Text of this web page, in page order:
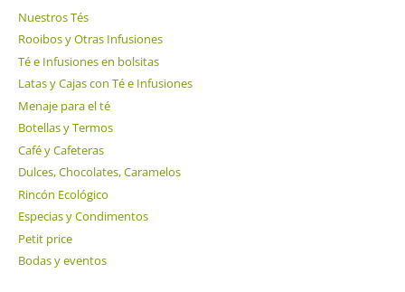
Nuestros Tés
Rooibos y Otras Infusiones
Té e Infusiones en bolsitas
Latas y Cajas con Té e Infusiones
Menaje para el té
Botellas y Termos
Café y Cafeteras
Dulces, Chocolates, Caramelos
Rincón Ecológico
Especias y Condimentos
Petit price
Bodas y eventos